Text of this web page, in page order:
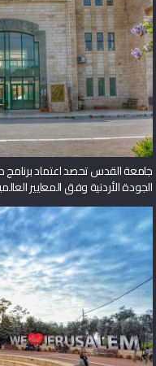
جامعة القدس تحصد اعتماد
الجودة الأردنية وفق المعايير